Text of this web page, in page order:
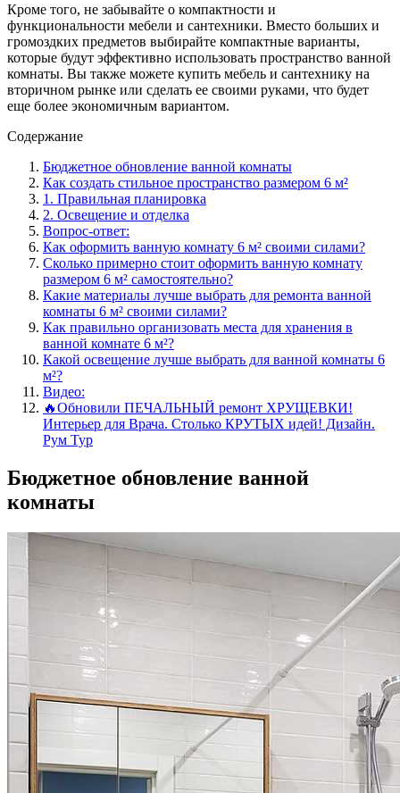
Кроме того, не забывайте о компактности и
функциональности мебели и сантехники. Вместо больших и
громоздких предметов выбирайте компактные варианты,
которые будут эффективно использовать пространство ванной
комнаты. Вы также можете купить мебель и сантехнику на
вторичном рынке или сделать ее своими руками, что будет
еще более экономичным вариантом.
Содержание
Бюджетное обновление ванной комнаты
Как создать стильное пространство размером 6 м²
1. Правильная планировка
2. Освещение и отделка
Вопрос-ответ:
Как оформить ванную комнату 6 м² своими силами?
Сколько примерно стоит оформить ванную комнату
размером 6 м² самостоятельно?
Какие материалы лучше выбрать для ремонта ванной
комнаты 6 м² своими силами?
Как правильно организовать места для хранения в
ванной комнате 6 м²?
Какой освещение лучше выбрать для ванной комнаты 6
м²?
Видео:
🔥Обновили ПЕЧАЛЬНЫЙ ремонт ХРУЩЕВКИ!
Интерьер для Врача. Столько КРУТЫХ идей! Дизайн.
Рум Тур
Бюджетное обновление ванной
комнаты